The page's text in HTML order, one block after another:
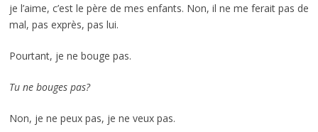
je l’aime, c’est le père de mes enfants. Non, il ne me ferait pas de
mal, pas exprès, pas lui.
Pourtant, je ne bouge pas.
Tu ne bouges pas?
Non, je ne peux pas, je ne veux pas.